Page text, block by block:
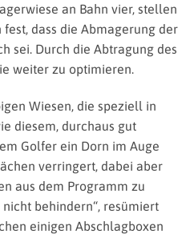
an Bahn vier, stellen
dass die Abmagerung der
sei. Durch die Abtragung des
weiter zu optimieren.
Wiesen, die speziell in
diesem, durchaus gut
Golfer ein Dorn im Auge
verringert, dabei aber
aus dem Programm zu
behindern“, resümiert
einigen Abschlagboxen